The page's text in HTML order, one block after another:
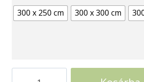
300 x 250 cm 300 x 300 cm